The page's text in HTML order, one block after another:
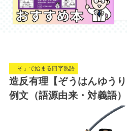
「そ」で始まる四字熟語
造反有理【ぞうはんゆう
例文（語源由来・対義語）